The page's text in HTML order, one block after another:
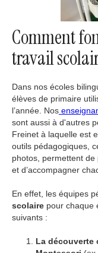
Comment
travail
Dans nos écoles
élèves de primaire
l’année. Nos
sont aussi à d'autres
Freinet à laquelle est
outils pédagogiques,
photos, permettent
et d’accompagner
En effet, les équipes
scolaire pour chaque
suivants :
La découverte